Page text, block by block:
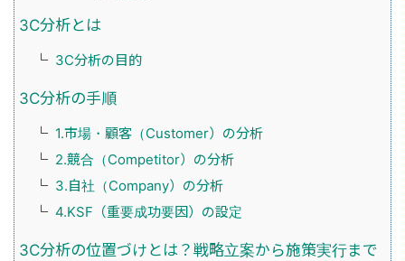
3C分析とは
3C分析の目的
3C分析の手順
1.市場・顧客（Customer）の分析
2.競合（Competitor）の分析
3.自社（Company）の分析
4.KSF（重要成功要因）の設定
3C分析の位置づけとは？戦略立案から施策実行まで